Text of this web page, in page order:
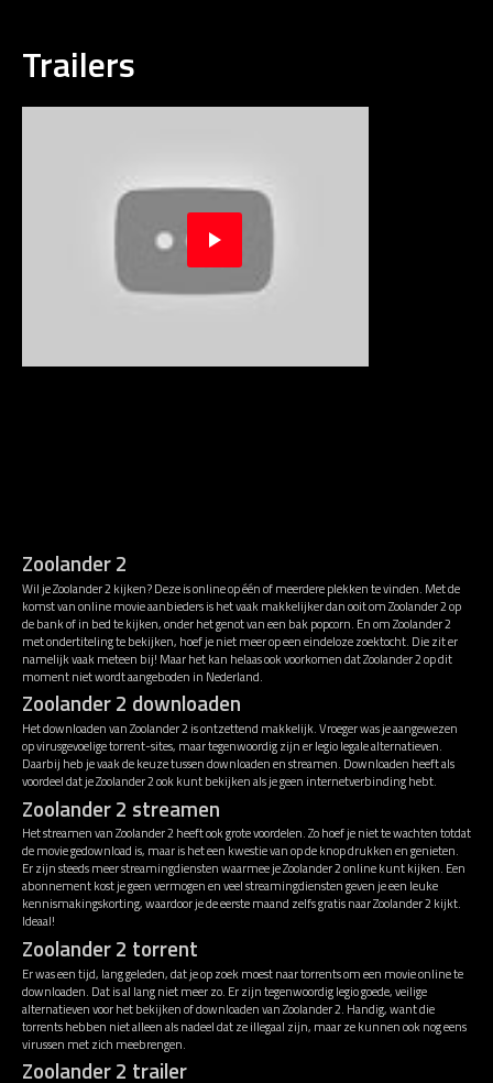
Trailers
Zoolander 2
Wil je Zoolander 2 kijken? Deze is online op één of meerdere plekken te vinden. Met de
komst van online movie aanbieders is het vaak makkelijker dan ooit om Zoolander 2 op
de bank of in bed te kijken, onder het genot van een bak popcorn. En om Zoolander 2
met ondertiteling te bekijken, hoef je niet meer op een eindeloze zoektocht. Die zit er
namelijk vaak meteen bij! Maar het kan helaas ook voorkomen dat Zoolander 2 op dit
moment niet wordt aangeboden in Nederland.
Zoolander 2 downloaden
Het downloaden van Zoolander 2 is ontzettend makkelijk. Vroeger was je aangewezen
op virusgevoelige torrent-sites, maar tegenwoordig zijn er legio legale alternatieven.
Daarbij heb je vaak de keuze tussen downloaden en streamen. Downloaden heeft als
voordeel dat je Zoolander 2 ook kunt bekijken als je geen internetverbinding hebt.
Zoolander 2 streamen
Het streamen van Zoolander 2 heeft ook grote voordelen. Zo hoef je niet te wachten totdat
de movie gedownload is, maar is het een kwestie van op de knop drukken en genieten.
Er zijn steeds meer streamingdiensten waarmee je Zoolander 2 online kunt kijken. Een
abonnement kost je geen vermogen en veel streamingdiensten geven je een leuke
kennismakingskorting, waardoor je de eerste maand zelfs gratis naar Zoolander 2 kijkt.
Ideaal!
Zoolander 2 torrent
Er was een tijd, lang geleden, dat je op zoek moest naar torrents om een movie online te
downloaden. Dat is al lang niet meer zo. Er zijn tegenwoordig legio goede, veilige
alternatieven voor het bekijken of downloaden van Zoolander 2. Handig, want die
torrents hebben niet alleen als nadeel dat ze illegaal zijn, maar ze kunnen ook nog eens
virussen met zich meebrengen.
Zoolander 2 trailer